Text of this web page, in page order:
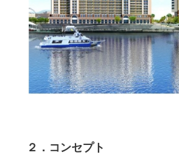
２．コンセプト